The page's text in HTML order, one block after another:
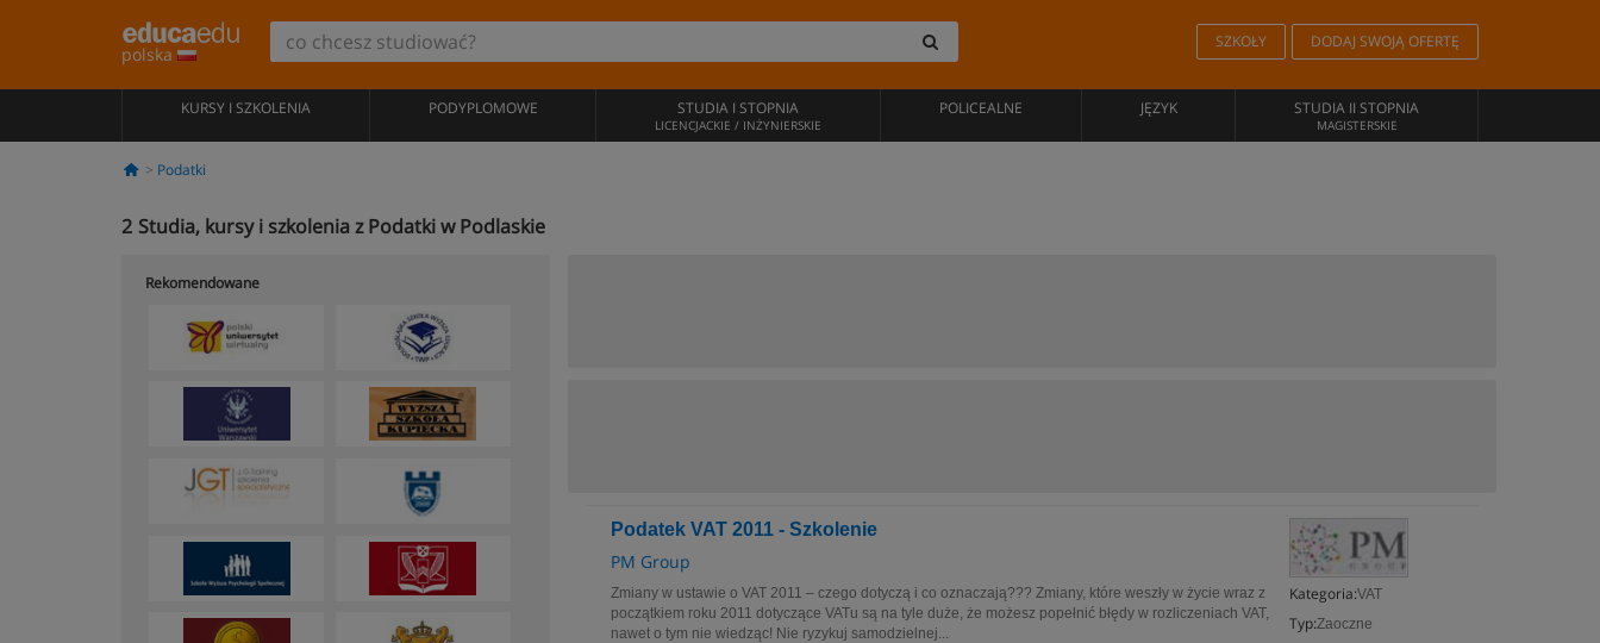
polska
SZKOŁY DODAJ SWOJĄ OFERTĘ
KURSY I SZKOLENIA PODYPLOMOWE STUDIA I STOPNIA
LICENCJACKIE / INŻYNIERSKIE
POLICEALNE JĘZYK STUDIA II STOPNIA
MAGISTERSKIE
Podatki
2 Studia, kursy i szkolenia z Podatki w Podlaskie
Podatek VAT 2011 - Szkolenie
PM Group
Kategoria:VAT
Typ:Zaoczne
Zmiany w ustawie o VAT 2011 – czego dotyczą i co oznaczają??? Zmiany, które weszły w życie wraz z
początkiem roku 2011 dotyczące VATu są na tyle duże, że możesz popełnić błędy w rozliczeniach VAT,
nawet o tym nie wiedząc! Nie ryzykuj samodzielnej...
Rekomendowane